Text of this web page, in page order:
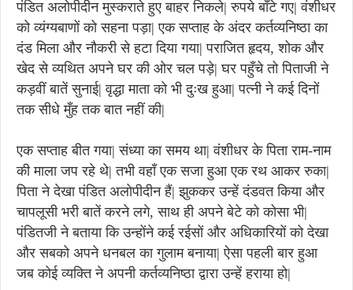
पंडित अलोपीदीन मुस्कराते हुए बाहर निकले| रुपये बाँटे गए| वंशीधर
को व्यंग्यबाणों को सहना पड़ा| एक सप्ताह के अंदर कर्तव्यनिष्ठा का
दंड मिला और नौकरी से हटा दिया गया| पराजित हृदय, शोक और
खेद से व्यथित अपने घर की ओर चल पड़े| घर पहुँचे तो पिताजी ने
कड़वीं बातें सुनाई| वृद्धा माता को भी दुःख हुआ| पत्नी ने कई दिनों
तक सीधे मुँह तक बात नहीं की|
एक सप्ताह बीत गया| संध्या का समय था| वंशीधर के पिता राम-नाम
की माला जप रहे थे| तभी वहाँ एक सजा हुआ एक रथ आकर रुका|
पिता ने देखा पंडित अलोपीदीन हैं| झुककर उन्हें दंडवत किया और
चापलूसी भरी बातें करने लगे, साथ ही अपने बेटे को कोसा भी|
पंडितजी ने बताया कि उन्होंने कई रईसों और अधिकारियों को देखा
और सबको अपने धनबल का गुलाम बनाया| ऐसा पहली बार हुआ
जब कोई व्यक्ति ने अपनी कर्तव्यनिष्ठा द्वारा उन्हें हराया हो|